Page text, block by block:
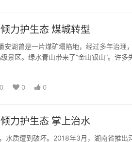
力护生态 煤城转型
安湖曾是一片煤矿塌陷地，经过多年治理
景区。绿水青山带来了“金山银山”。许多
0 0
力护生态 掌上治水
水质遭到破坏。2018年3月，湖南省推出